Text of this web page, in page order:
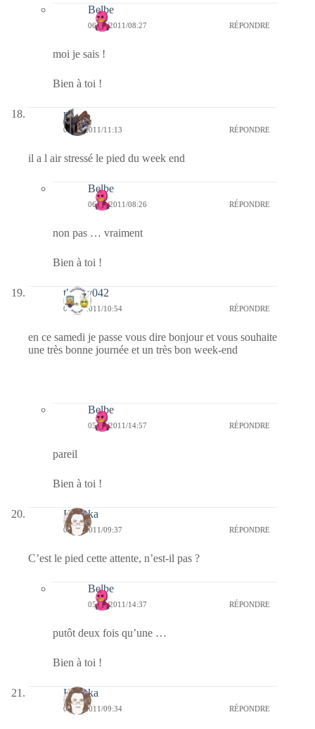
Belbe
06/02/2011/08:27 RÉPONDRE
moi je sais !
Bien à toi !
noelp
05/02/2011/11:13 RÉPONDRE
il a l air stressé le pied du week end
Belbe
06/02/2011/08:26 RÉPONDRE
non pas … vraiment
Bien à toi !
thierry042
05/02/2011/10:54 RÉPONDRE
en ce samedi je passe vous dire bonjour et vous souhaite
une très bonne journée et un très bon week-end
Belbe
05/02/2011/14:57 RÉPONDRE
pareil
Bien à toi !
Heyoka
05/02/2011/09:37 RÉPONDRE
C’est le pied cette attente, n’est-il pas ?
Belbe
05/02/2011/14:37 RÉPONDRE
putôt deux fois qu’une …
Bien à toi !
Heyoka
05/02/2011/09:34 RÉPONDRE